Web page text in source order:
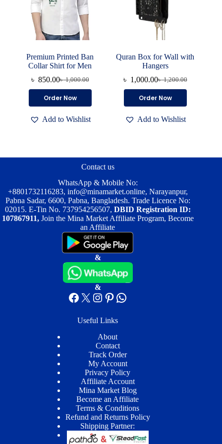
product
product
page
Premium Printed Ban
Collar Shirt for Men
৳1,000.00
Original
was:
৳ 850.00Current
is:
Order Now
product
multiple
may
on
the
product
page
Add to Wishlist
Quran Box for Wall with
Hangers
৳1,200.00
Original
was:
৳ 1,000.00Current
is:
Order Now
Add to Wishlist
Contact us
WhatsApp & Mobile No:
+8801732116283, info@minamarket.online, Narayanpur,
Pabna Sadar, 6600, Pabna, Bangladesh. Trade Licence No:
02015. E-Tin No. 737954256507, DBID Registration ID:
107867911, Join the Mina Market Affiliate Program, Become
an Affiliate
&
&
Facebook
X Instagram
Pinterest
WhatsApp
Useful Links
About
Contact
Track Order
My Account
Privacy Policy
Affiliate Account
Mina Market Blog
Become an Affiliate
Terms & Conditions
Refund and Returns Policy
Shipping Partner: